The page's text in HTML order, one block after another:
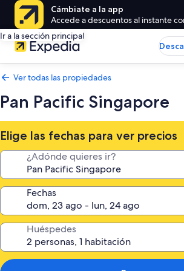
Cámbiate a la app
Accede a descuentos al instante
Ir a la sección principal
Ver todas las propiedades
Pan Pacific Singapore
Elige las fechas para ver precios
¿Adónde quieres ir?
Fechas
Huéspedes